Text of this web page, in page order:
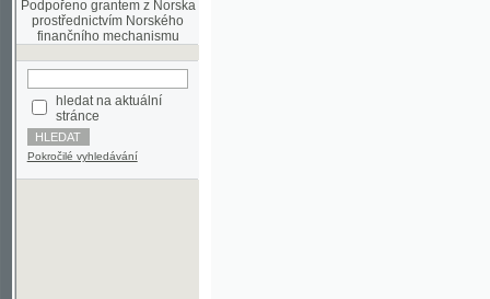
hledat na aktuální
stránce
Pokročilé vyhledávání